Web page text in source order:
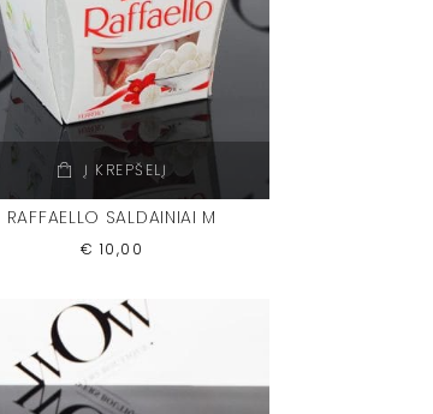
Į KREPŠELĮ
RAFFAELLO SALDAINIAI M
€ 10,00